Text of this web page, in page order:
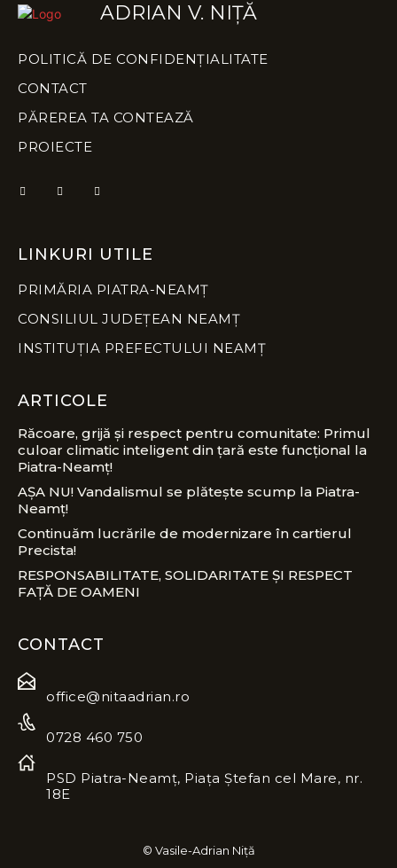
ADRIAN V. NIȚĂ
POLITICĂ DE CONFIDENȚIALITATE
CONTACT
PĂREREA TA CONTEAZĂ
PROIECTE
LINKURI UTILE
PRIMĂRIA PIATRA-NEAMȚ
CONSILIUL JUDEȚEAN NEAMȚ
INSTITUȚIA PREFECTULUI NEAMȚ
ARTICOLE
Răcoare, grijă și respect pentru comunitate: Primul
culoar climatic inteligent din țară este funcțional la
Piatra-Neamț!
AȘA NU! Vandalismul se plătește scump la Piatra-
Neamț!
Continuăm lucrările de modernizare în cartierul
Precista!
RESPONSABILITATE, SOLIDARITATE ȘI RESPECT
FAȚĂ DE OAMENI
CONTACT
office@nitaadrian.ro
0728 460 750
PSD Piatra-Neamț, Piața Ștefan cel Mare, nr.
18E
© Vasile-Adrian Niță